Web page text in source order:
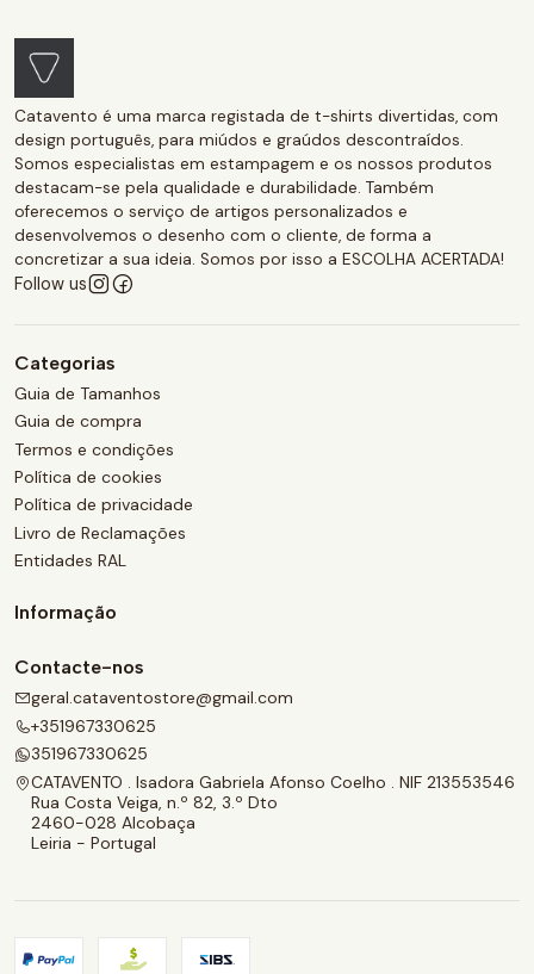
Catavento é uma marca registada de t-shirts divertidas, com
design português, para miúdos e graúdos descontraídos.
Somos especialistas em estampagem e os nossos produtos
destacam-se pela qualidade e durabilidade. Também
oferecemos o serviço de artigos personalizados e
desenvolvemos o desenho com o cliente, de forma a
concretizar a sua ideia. Somos por isso a ESCOLHA ACERTADA!
Follow us
Categorias
Guia de Tamanhos
Guia de compra
Termos e condições
Política de cookies
Política de privacidade
Livro de Reclamações
Entidades RAL
Informação
Contacte-nos
geral.cataventostore@gmail.com
+351967330625
351967330625
CATAVENTO . Isadora Gabriela Afonso Coelho . NIF 213553546
Rua Costa Veiga, n.º 82, 3.º Dto
2460-028 Alcobaça
Leiria - Portugal